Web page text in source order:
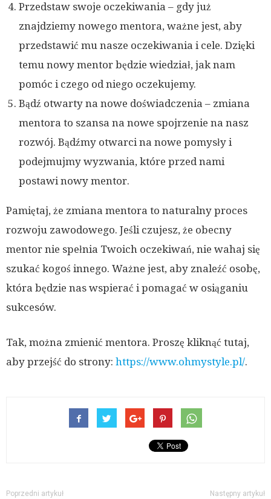
Przedstaw swoje oczekiwania – gdy już
znajdziemy nowego mentora, ważne jest, aby
przedstawić mu nasze oczekiwania i cele. Dzięki
temu nowy mentor będzie wiedział, jak nam
pomóc i czego od niego oczekujemy.
Bądź otwarty na nowe doświadczenia – zmiana
mentora to szansa na nowe spojrzenie na nasz
rozwój. Bądźmy otwarci na nowe pomysły i
podejmujmy wyzwania, które przed nami
postawi nowy mentor.
Pamiętaj, że zmiana mentora to naturalny proces
rozwoju zawodowego. Jeśli czujesz, że obecny
mentor nie spełnia Twoich oczekiwań, nie wahaj się
szukać kogoś innego. Ważne jest, aby znaleźć osobę,
która będzie nas wspierać i pomagać w osiąganiu
sukcesów.
Tak, można zmienić mentora. Proszę kliknąć tutaj,
aby przejść do strony: https://www.ohmystyle.pl/.
Poprzedni artykuł Następny artykuł